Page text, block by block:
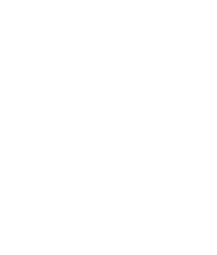
(trajet domicile-
loisirs dans les
vendeurs pour
des coûts (TVA,
logistique pour